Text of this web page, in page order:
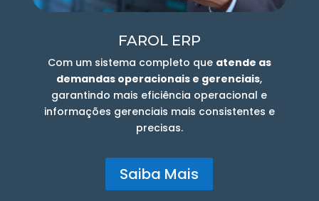
FAROL ERP
Com um sistema completo que atende as
demandas operacionais e gerenciais,
garantindo mais eficiência operacional e
informações gerenciais mais consistentes e
precisas.
Saiba Mais